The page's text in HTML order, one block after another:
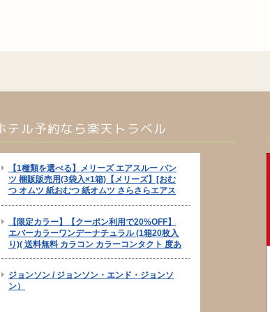
テル予約なら楽天トラベル